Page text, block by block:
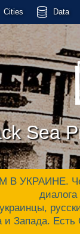
Cities Data
Sea
и Запада.